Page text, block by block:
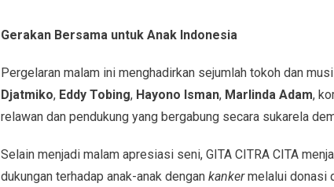
Gerakan Bersama untuk Anak Indonesia
Pergelaran malam ini menghadirkan sejumlah tokoh dan
Djatmiko, Eddy Tobing, Hayono Isman, Marlinda Adam,
relawan dan pendukung yang bergabung secara sukarela
Selain menjadi malam apresiasi seni, GITA CITRA CITA
dukungan terhadap anak-anak dengan kankermelalui donasi